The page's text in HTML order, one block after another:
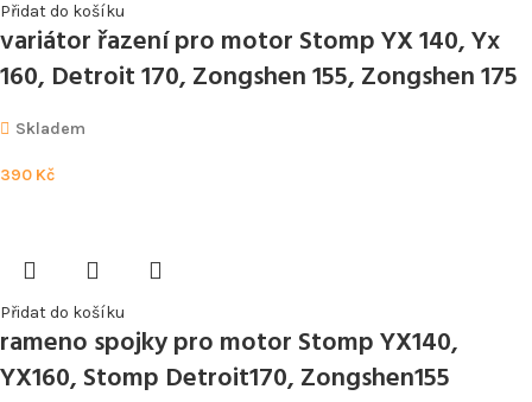
Přidat do košíku
variátor řazení pro motor Stomp YX 140, Yx
160, Detroit 170, Zongshen 155, Zongshen 175
Skladem
390 Kč
Přidat do košíku
rameno spojky pro motor Stomp YX140,
YX160, Stomp Detroit170, Zongshen155